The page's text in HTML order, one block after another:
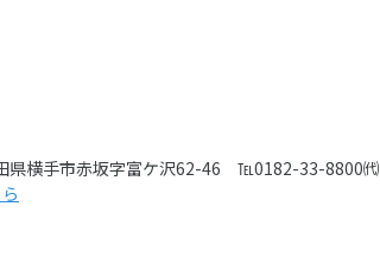
県横手市赤坂字富ケ沢62-46 ℡0182-33-8800㈹